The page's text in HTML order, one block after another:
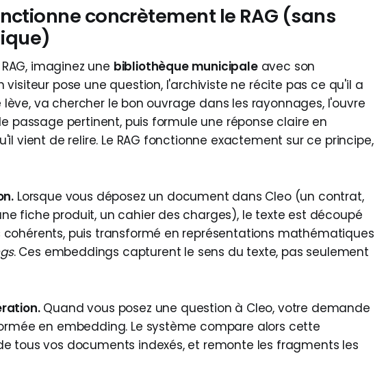
concrètement le RAG (sans
imaginez une bibliothèque municipaleavec son
visiteur pose une question, l'archiviste ne récite pas ce qu'il a
lève, va chercher le bon ouvrage dans les rayonnages, l'ouvre
passage pertinent, puis formule une réponse claire en
vient de relire. Le RAG fonctionne exactement sur ce principe,
Lorsque vous déposez un document dans Cleo (un contrat,
fiche produit, un cahier des charges), le texte est découpé
puis transformé en représentations mathématiques
. Ces embeddings capturent le sens du texte, pas seulement
Quand vous posez une question à Cleo, votre demande
en embedding. Le système compare alors cette
tous vos documents indexés, et remonte les fragments les